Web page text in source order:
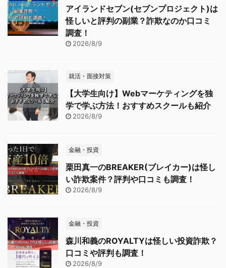
アイランドセブン(セブンプロジェクト)は
怪しいと評判の副業？詐欺なのか口コミ
調査！
2026/8/9
就活・面接対策
【大学生向け】Webマーケティングを独
学で学ぶ方法！おすすめスクールも紹介
2026/8/9
金融・投資
栗田真一のBREAKER(ブレイカー)は怪し
い詐欺案件？評判や口コミも調査！
2026/8/9
金融・投資
森川和義のROYALTYは怪しい投資詐欺？
口コミや評判も調査！
2026/8/9